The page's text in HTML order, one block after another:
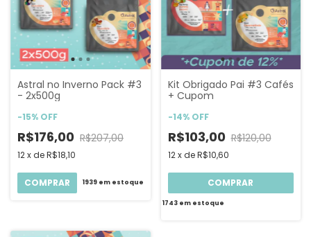
Astral no Inverno Pack #3
- 2x500g
-15% OFF
R$176,00 R$207,00
12xdeR$18,10
COMPRAR 1939em estoque
Kit Obrigado Pai #3 Cafés
+ Cupom
-14% OFF
R$103,00 R$120,00
12 xdeR$10,60
COMPRAR
1743 em estoque